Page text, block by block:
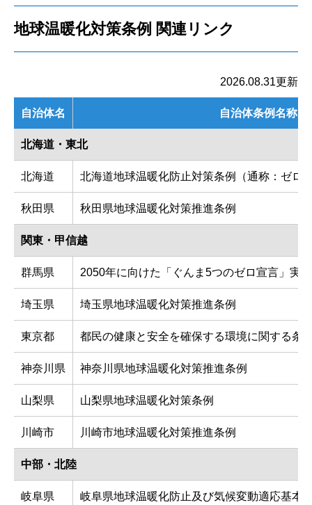
地球温暖化対策条例 関連リンク
2026.08.31更新
自治体名 自治体条例名称
北海道・東北
北海道 北海道地球温暖化防止対策条例（通称：ゼロ
秋田県 秋田県地球温暖化対策推進条例
関東・甲信越
群馬県 2050年に向けた「ぐんま5つのゼロ宣言」実
埼玉県 埼玉県地球温暖化対策推進条例
東京都 都民の健康と安全を確保する環境に関する条
神奈川県 神奈川県地球温暖化対策推進条例
山梨県 山梨県地球温暖化対策条例
川崎市 川崎市地球温暖化対策推進条例
中部・北陸
岐阜県 岐阜県地球温暖化防止及び気候変動適応基本